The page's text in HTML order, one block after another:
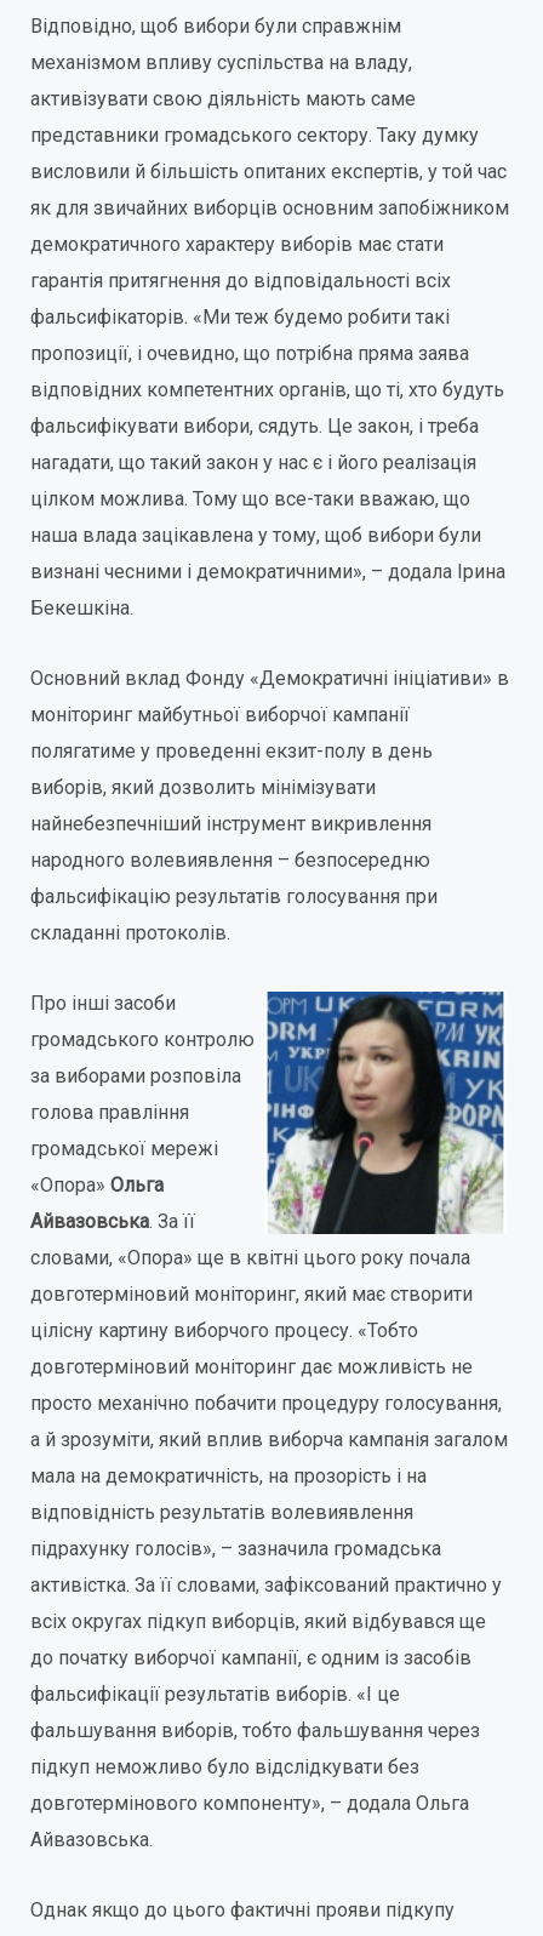
Відповідно, щоб вибори були справжнім
механізмом впливу суспільства на владу,
активізувати свою діяльність мають саме
представники громадського сектору. Таку думку
висловили й більшість опитаних експертів, у той час
як для звичайних виборців основним запобіжником
демократичного характеру виборів має стати
гарантія притягнення до відповідальності всіх
фальсифікаторів. «Ми теж будемо робити такі
пропозиції, і очевидно, що потрібна пряма заява
відповідних компетентних органів, що ті, хто будуть
фальсифікувати вибори, сядуть. Це закон, і треба
нагадати, що такий закон у нас є і його реалізація
цілком можлива. Тому що все-таки вважаю, що
наша влада зацікавлена у тому, щоб вибори були
визнані чесними і демократичними», – додала Ірина
Бекешкіна.
Основний вклад Фонду «Демократичні ініціативи» в
моніторинг майбутньої виборчої кампанії
полягатиме у проведенні екзит-полу в день
виборів, який дозволить мінімізувати
найнебезпечніший інструмент викривлення
народного волевиявлення – безпосередню
фальсифікацію результатів голосування при
складанні протоколів.
Про інші засоби
громадського контролю
за виборами розповіла
голова правління
громадської мережі
«Опора» Ольга
Айвазовська. За її
словами, «Опора» ще в квітні цього року почала
довготерміновий моніторинг, який має створити
цілісну картину виборчого процесу. «Тобто
довготерміновий моніторинг дає можливість не
просто механічно побачити процедуру голосування,
а й зрозуміти, який вплив виборча кампанія загалом
мала на демократичність, на прозорість і на
відповідність результатів волевиявлення
підрахунку голосів», – зазначила громадська
активістка. За її словами, зафіксований практично у
всіх округах підкуп виборців, який відбувався ще
до початку виборчої кампанії, є одним із засобів
фальсифікації результатів виборів. «І це
фальшування виборів, тобто фальшування через
підкуп неможливо було відслідкувати без
довготермінового компоненту», – додала Ольга
Айвазовська.
Однак якщо до цього фактичні прояви підкупу